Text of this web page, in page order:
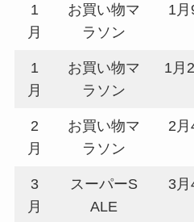
1
月
お買い物マ
ラソン
1
1
月
お買い物マ
ラソン
1月
2
月
お買い物マ
ラソン
2
3
月
スーパーS
ALE
3